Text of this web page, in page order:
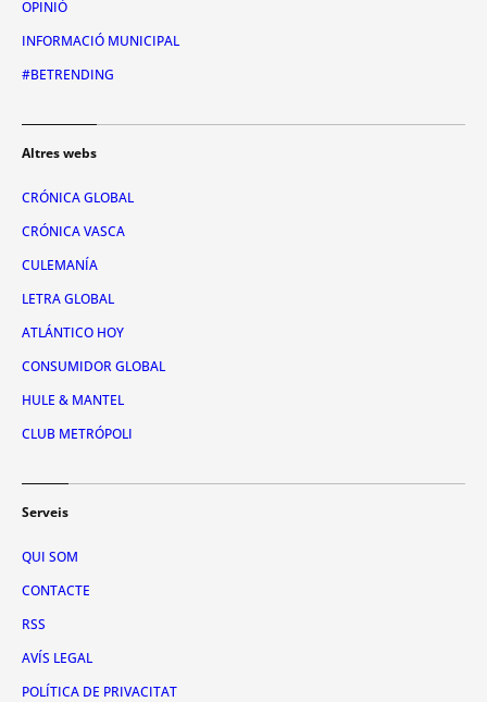
OPINIÓ
INFORMACIÓ MUNICIPAL
#BETRENDING
Altres webs
CRÓNICA GLOBAL
CRÓNICA VASCA
CULEMANÍA
LETRA GLOBAL
ATLÁNTICO HOY
CONSUMIDOR GLOBAL
HULE & MANTEL
CLUB METRÓPOLI
Serveis
QUI SOM
CONTACTE
RSS
AVÍS LEGAL
POLÍTICA DE PRIVACITAT